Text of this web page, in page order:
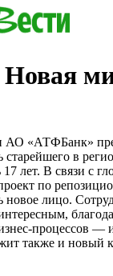
АО «АТФБанк»
в
лет. В связи с
по
лицо.
процессов —
также и новый